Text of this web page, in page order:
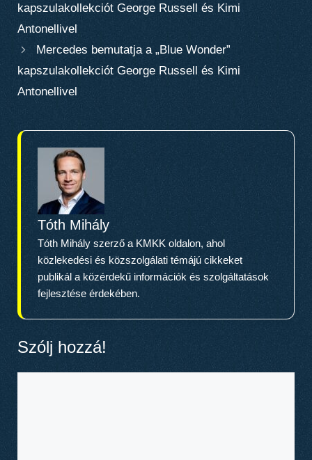
kapszulakollekciót George Russell és Kimi
Antonellivel
Mercedes bemutatja a „Blue Wonder”
kapszulakollekciót George Russell és Kimi
Antonellivel
Tóth Mihály
Tóth Mihály szerző a KMKK oldalon, ahol
közlekedési és közszolgálati témájú cikkeket
publikál a közérdekű információk és szolgáltatások
fejlesztése érdekében.
Szólj hozzá!